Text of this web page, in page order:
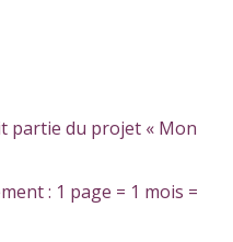
partie du projet « Mon
: 1 page = 1 mois =